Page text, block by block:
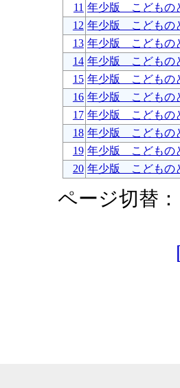
11 年少版 こどもの
12 年少版 こどもの
13 年少版 こどもの
14 年少版 こどもの
15 年少版 こどもの
16 年少版 こどもの
17 年少版 こどもの
18 年少版 こどもの
19 年少版 こどもの
20 年少版 こどもの
ページ切替：